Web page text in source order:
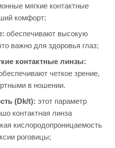
мягкие контактные
комфорт;
обеспечивают высокую
важно для здоровья глаз;
контактные линзы:
четкое зрение,
в ношении.
(Dk/t): этот параметр
контактная линза
кислородопроницаемость
роговицы;